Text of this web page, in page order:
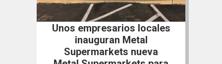
Unos empresarios locales
inauguran Metal
Supermarkets nueva